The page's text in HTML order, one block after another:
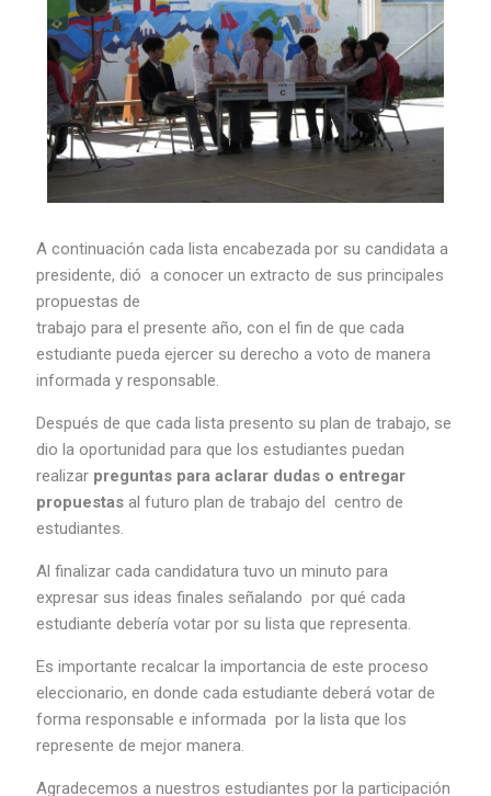
A continuación cada lista encabezada por su candidata a
presidente, dió a conocer un extracto de sus principales
propuestas de
trabajo para el presente año, con el fin de que cada
estudiante pueda ejercer su derecho a voto de manera
informada y responsable.
Después de que cada lista presento su plan de trabajo, se
dio la oportunidad para que los estudiantes puedan
realizar preguntas para aclarar dudas o entregar
propuestas al futuro plan de trabajo del centro de
estudiantes.
Al finalizar cada candidatura tuvo un minuto para
expresar sus ideas finales señalando por qué cada
estudiante debería votar por su lista que representa.
Es importante recalcar la importancia de este proceso
eleccionario, en donde cada estudiante deberá votar de
forma responsable e informada por la lista que los
represente de mejor manera.
Agradecemos a nuestros estudiantes por la participación